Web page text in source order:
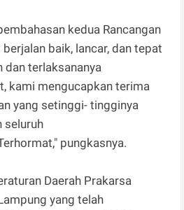
kedua Rancangan
baik, lancar, dan tepat
dan terlaksananya
kami mengucapkan terima
yang setinggi- tingginya
seluruh
pungkasnya.
Daerah Prakarsa
yang telah